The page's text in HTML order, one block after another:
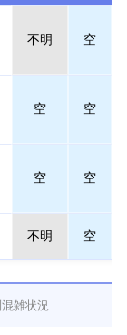
不明 空
空 空
空 空
不明 空
雑状況